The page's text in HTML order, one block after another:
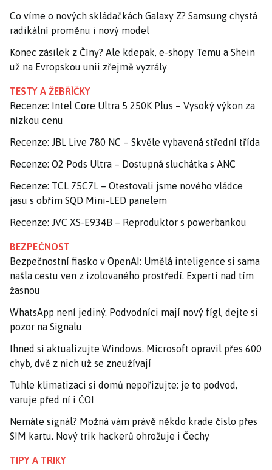
Co víme o nových skládačkách Galaxy Z? Samsung chystá
radikální proměnu i nový model
Konec zásilek z Číny? Ale kdepak, e-shopy Temu a Shein
už na Evropskou unii zřejmě vyzrály
TESTY A ŽEBŘÍČKY
Recenze: Intel Core Ultra 5 250K Plus – Vysoký výkon za
nízkou cenu
Recenze: JBL Live 780 NC – Skvěle vybavená střední třída
Recenze: O2 Pods Ultra – Dostupná sluchátka s ANC
Recenze: TCL 75C7L – Otestovali jsme nového vládce
jasu s obřím SQD Mini-LED panelem
Recenze: JVC XS-E934B – Reproduktor s powerbankou
BEZPEČNOST
Bezpečnostní fiasko v OpenAI: Umělá inteligence si sama
našla cestu ven z izolovaného prostředí. Experti nad tím
žasnou
WhatsApp není jediný. Podvodníci mají nový fígl, dejte si
pozor na Signalu
Ihned si aktualizujte Windows. Microsoft opravil přes 600
chyb, dvě z nich už se zneužívají
Tuhle klimatizaci si domů nepořizujte: je to podvod,
varuje před ní i ČOI
Nemáte signál? Možná vám právě někdo krade číslo přes
SIM kartu. Nový trik hackerů ohrožuje i Čechy
TIPY A TRIKY